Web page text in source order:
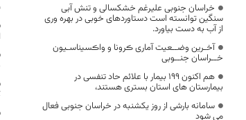
خراسان جنوبی علیرغم خشکسالی و تنش آبی
سنگین توانسته است دستاوردهای خوبی در بهره وری
از آب به دست بیاورد.
آخـرین وضــعیت آماری ڪرونا و واڪسیناسـیون
خــراسان جنــوبی
هم اکنون 199 بیمار با علائم حاد تنفسی در
بیمارستان های استان بستری هستند،
سامانه بارشی از روز یکشنبه در خراسان جنوبی فعال
می شود